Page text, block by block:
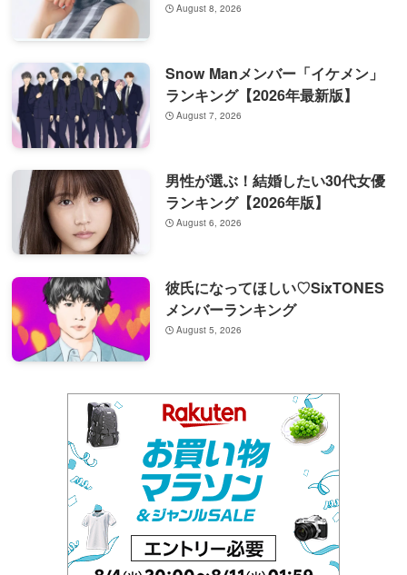
August 8, 2026
Snow Manメンバー「イケメン」
ランキング【2026年最新版】
August 7, 2026
男性が選ぶ！結婚したい30代女優
ランキング【2026年版】
August 6, 2026
彼氏になってほしい♡SixTONES
メンバーランキング
August 5, 2026